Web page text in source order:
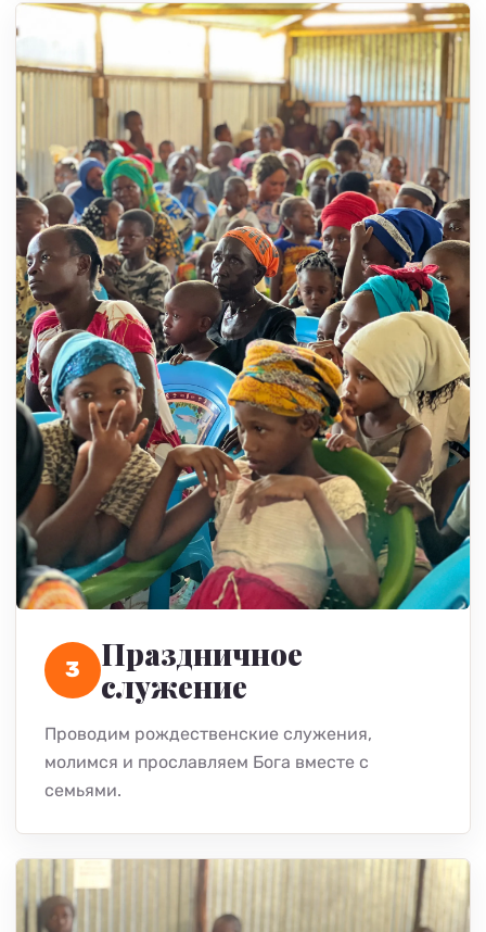
3
Праздничное
служение
Проводим рождественские служения,
молимся и прославляем Бога вместе с
семьями.